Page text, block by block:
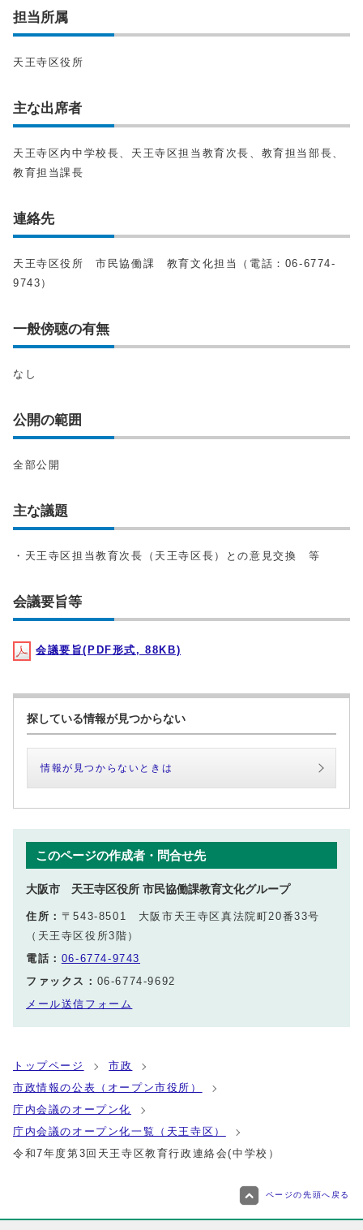
担当所属
天王寺区役所
主な出席者
天王寺区内中学校長、天王寺区担当教育次長、教育担当部長、
教育担当課長
連絡先
天王寺区役所 市民協働課 教育文化担当（電話：06-6774-
9743）
一般傍聴の有無
なし
公開の範囲
全部公開
主な議題
・天王寺区担当教育次長（天王寺区長）との意見交換 等
会議要旨等
会議要旨(PDF形式, 88KB)
探している情報が見つからない
情報が見つからないときは
このページの作成者・問合せ先
大阪市 天王寺区役所 市民協働課教育文化グループ
住所： 〒543-8501 大阪市天王寺区真法院町20番33号
（天王寺区役所3階）
電話： 06-6774-9743
ファックス： 06-6774-9692
メール送信フォーム
トップページ
市政
市政情報の公表（オープン市役所）
庁内会議のオープン化
庁内会議のオープン化一覧（天王寺区）
令和7年度第3回天王寺区教育行政連絡会(中学校）
ページの先頭へ戻る